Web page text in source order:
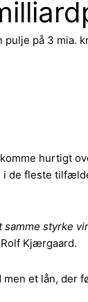
på 3 mia.
hurtigt
i de fleste
samme styrke
Kjærgaard.
et lån, der